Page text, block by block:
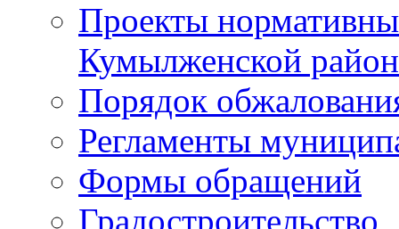
Проекты
Кумылженской
Порядок
Регламенты
Формы обращений
Градостроительство